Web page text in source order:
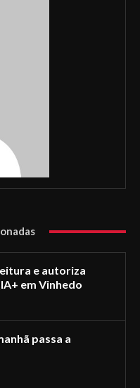
e autoriza
em Vinhedo
passa a